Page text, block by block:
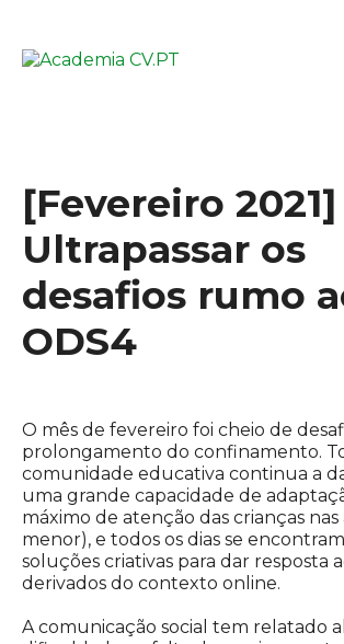
[Fevereiro 2021]
Ultrapassar os
desafios rumo
ODS4
O mês de fevereiro foi cheio de
prolongamento do confinamento.
comunidade educativa continua a
uma grande capacidade de
máximo de atenção das crianças
menor), e todos os dias se
soluções criativas para dar resposta
derivados do contexto online.
A comunicação social tem relatado